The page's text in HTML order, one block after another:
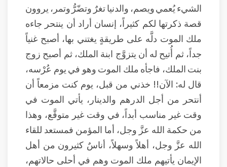
الشيء يُعمي ويصم، والدنيا تغرٌ وتضّرُّ وتمر، يروون
قصة ذكرتها لكم كثيراً، إنسان أراد أن ينتحر جاءه
ملك الموت دلَّه على طريقةٍ يغتني بها، أصبح غنياً
جداً، ثم أُتيح له أن يتزوَّج ابنة الملك، ثم أصبح زوج
بنت الملك، فاجأه ملك الموت وهو في يوم عُرْسه،
قال له: الآن!! خذني من قبل، يوم كنت مزمعاً أن
أنتحر من أجل الدرهم والدينار، يأتي الموت في
وقت غير مناسب أبداً، في وقت غير متوقَّع، وهذا
من حكمة الله عزَّ وجل، أما المؤمن فمستعد للقاء
الله عزَّ وجل، أهلاً وسهلاً، أناسٌ كثيرون من أهل
الإيمان يأتيهم ملك الموت وهم في أحلى حالاتهم،